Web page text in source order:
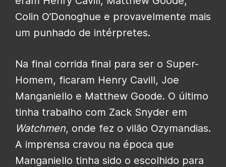
Colin O’Donoghue e provavelmente mais
um punhado de intérpretes.
Na final corrida final para ser o Super-
Homem, ficaram Henry Cavill, Joe
Manganiello e Matthew Goode. O último
tinha trabalho com Zack Snyder em
Watchmen, onde fez o vilão Ozymandias.
A imprensa cravou na época que
Manganiello tinha sido o escolhido para